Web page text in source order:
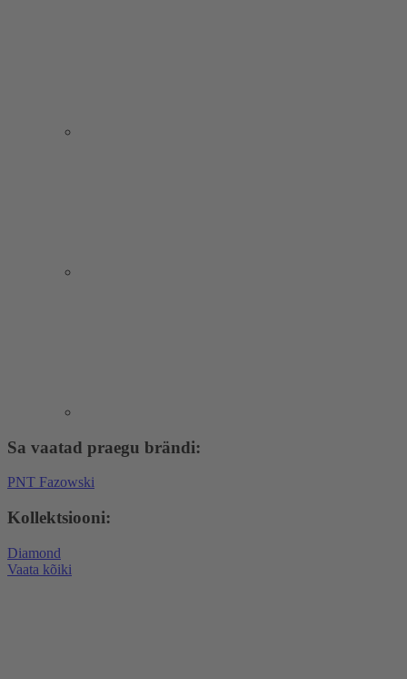
Sa vaatad praegu brändi:
PNT Fazowski
Kollektsiooni:
Diamond
Vaata kõiki